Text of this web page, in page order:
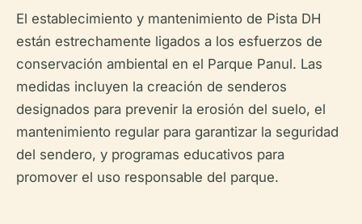
El establecimiento y mantenimiento de Pista DH
están estrechamente ligados a los esfuerzos de
conservación ambiental en el Parque Panul. Las
medidas incluyen la creación de senderos
designados para prevenir la erosión del suelo, el
mantenimiento regular para garantizar la seguridad
del sendero, y programas educativos para
promover el uso responsable del parque.